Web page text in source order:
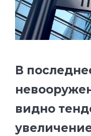
В
видно